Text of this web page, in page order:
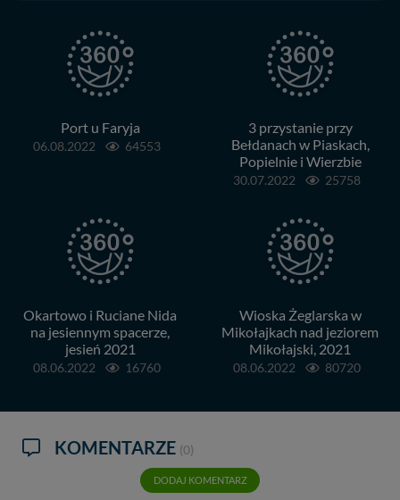
Port u Faryja
06.08.2022 64553
3 przystanie przy
Bełdanach w Piaskach,
Popielnie i Wierzbie
30.07.2022 25758
Okartowo i Ruciane Nida
na jesiennym spacerze,
jesień 2021
08.06.2022 16760
Wioska Żeglarska w
Mikołajkach nad jeziorem
Mikołajski, 2021
08.06.2022 80720
KOMENTARZE (0)
DODAJ KOMENTARZ
Reklamowa Kreacja Monika Borkowska, z siedzibą ul.
Wiejska 17, 11-500 Giżycko. Możesz z nami
skontaktować się za pośrednictwem tej
strony.
danych, zażądać ich poprawienia lub usunięcia,
zabronić ich przetwarzania. Pamiętaj jednak, że nie
zawsze jest możliwe techniczne zrealizowanie Twoich
praw w odniesieniu do informacji zawartych w plikach
zrobić za Ciebie.
Dziękujemy, i życzmy miłego odkrywania Mazur na
nowo...